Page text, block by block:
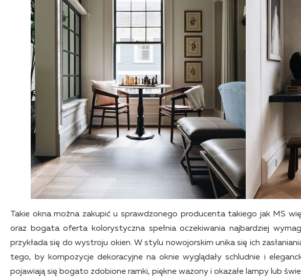
Takie okna można zakupić u sprawdzonego producenta takiego jak MS
oraz bogata oferta kolorystyczna spełnia oczekiwania najbardziej
przykłada się do wystroju okien. W stylu nowojorskim unika się ich
tego, by kompozycje dekoracyjne na oknie wyglądały schludnie i
pojawiają się bogato zdobione ramki, piękne wazony i okazałe lampy lub